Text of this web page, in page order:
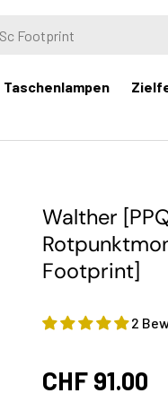
Taschenlampen
Walther
Footprint]
2
CHF 91.00